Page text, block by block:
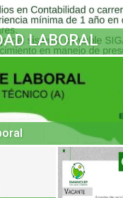
LABORAL